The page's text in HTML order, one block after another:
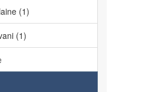
(1)
(1)